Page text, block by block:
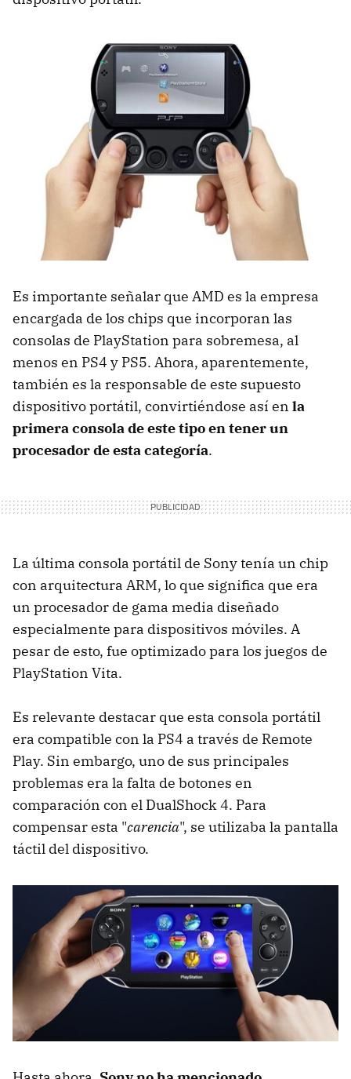
Es importante señalar que AMD es la empresa
encargada de los chips que incorporan las
consolas de PlayStation para sobremesa, al
menos en PS4 y PS5. Ahora, aparentemente,
también es la responsable de este supuesto
dispositivo portátil, convirtiéndose así en la
primera consola de este tipo en tener un
procesador de esta categoría.
La última consola portátil de Sony tenía un chip
con arquitectura ARM, lo que significa que era
un procesador de gama media diseñado
especialmente para dispositivos móviles. A
pesar de esto, fue optimizado para los juegos de
PlayStation Vita.
Es relevante destacar que esta consola portátil
era compatible con la PS4 a través de Remote
Play. Sin embargo, uno de sus principales
problemas era la falta de botones en
comparación con el DualShock 4. Para
compensar esta "carencia", se utilizaba la pantalla
táctil del dispositivo.